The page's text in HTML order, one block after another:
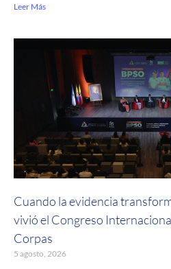
Leer Más
Cuando la evidencia
vivió el Congreso
Corpas
5 agosto, 2026